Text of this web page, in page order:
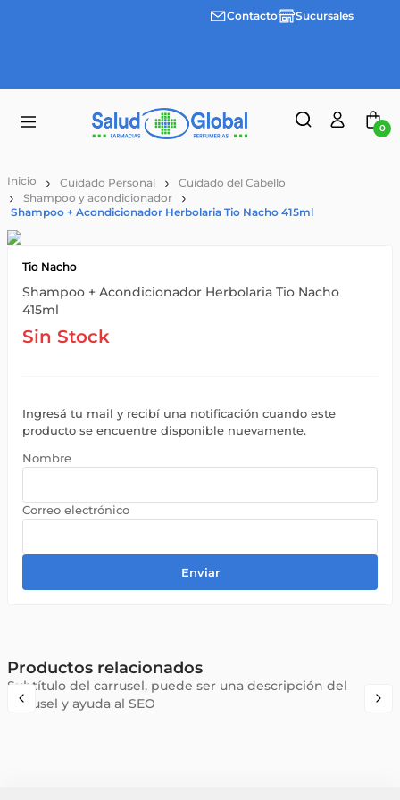
Envíos
3 cuotas Contacto Sucursales
0
Cuidado Personal
Cuidado del Cabello
Shampoo y acondicionador
Shampoo + Acondicionador Herbolaria Tio Nacho 415ml
Tio Nacho
Shampoo + Acondicionador Herbolaria Tio Nacho
415ml
Sin Stock
Ingresá tu mail y recibí una notificación cuando este
producto se encuentre disponible nuevamente.
Enviar
Productos relacionados
Subtítulo del carrusel, puede ser una descripción del
carrusel y ayuda al SEO